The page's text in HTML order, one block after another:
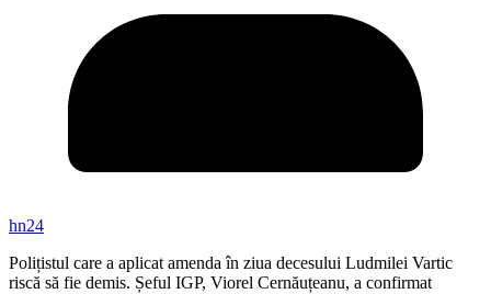
hn24
Polițistul care a aplicat amenda în ziua decesului Ludmilei Vartic
riscă să fie demis. Șeful IGP, Viorel Cernăuțeanu, a confirmat